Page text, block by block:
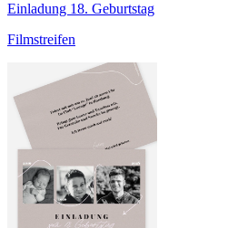
Einladung 18. Geburtstag
Filmstreifen